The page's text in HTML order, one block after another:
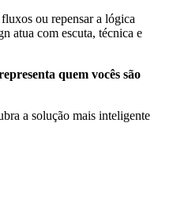
ou repensar a lógica
atua com escuta, técnica e
quem vocês são
a solução mais inteligente